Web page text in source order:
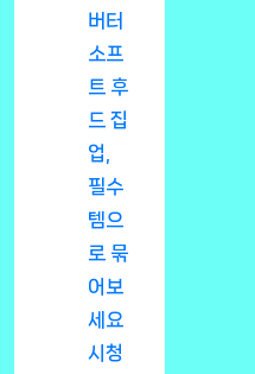
버터
소프
트 후
드 집
업,
필수
템으
로 묶
어보
세요
시청